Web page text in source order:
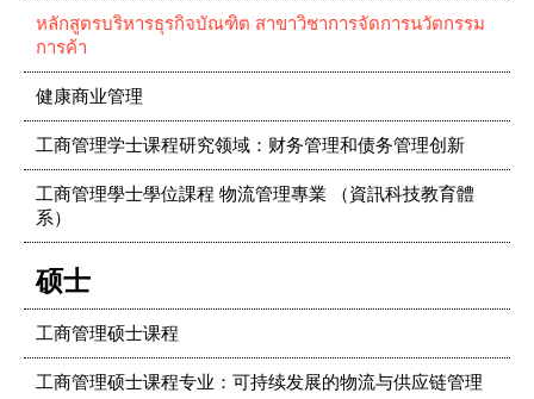
หลักสูตรบริหารธุรกิจบัณฑิต สาขาวิชาการจัดการนวัตกรรม
การค้า
健康商业管理
工商管理学士课程研究领域：财务管理和债务管理创新
工商管理學士學位課程 物流管理專業 （資訊科技教育體
系）
硕士
工商管理硕士课程
工商管理硕士课程专业：可持续发展的物流与供应链管理